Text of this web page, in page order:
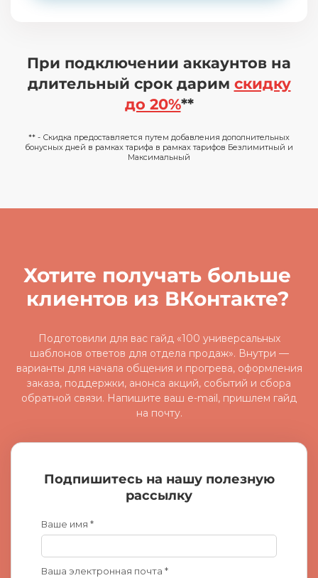
При подключении аккаунтов на
длительный срок дарим скидку
до 20%**
** - Скидка предоставляется путем добавления дополнительных
бонусных дней в рамках тарифа в рамках тарифов Безлимитный и
Максимальный
Хотите получать больше
клиентов из ВКонтакте?
Подготовили для вас гайд «100 универсальных
шаблонов ответов для отдела продаж». Внутри —
варианты для начала общения и прогрева, оформления
заказа, поддержки, анонса акций, событий и сбора
обратной связи. Напишите ваш e-mail, пришлем гайд
на почту.
Подпишитесь на нашу полезную
рассылку
Ваше имя *
Ваша электронная почта *